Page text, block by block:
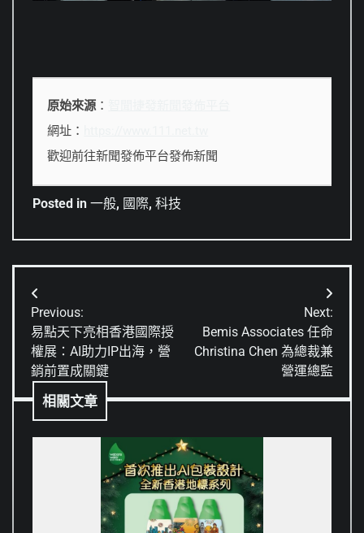
原始來源 ：
網址：
歡迎前往新聞發佈平台發佈新聞
Posted in 一般, 國際, 科技
文
章
導
覽
Previous:
易點天下亮相香港國際授
權展：AI助力IP出海，營
銷前置成關鍵
Next:
Bemis Associates 任命
Christina Chen 為總裁兼
營運總監
相關文章